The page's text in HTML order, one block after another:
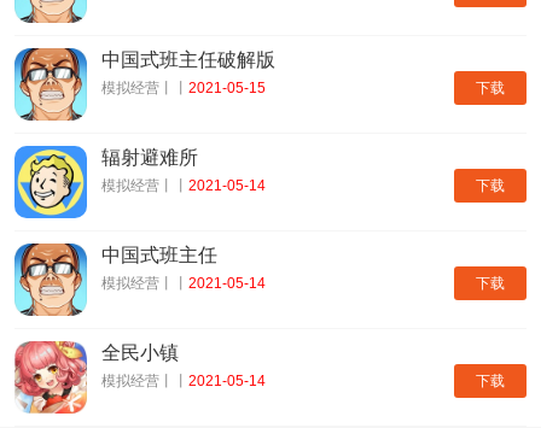
下载
中国式班主任破解版
模拟经营丨丨 2021-05-15
下载
辐射避难所
模拟经营丨丨 2021-05-14
下载
中国式班主任
模拟经营丨丨 2021-05-14
下载
全民小镇
模拟经营丨丨 2021-05-14